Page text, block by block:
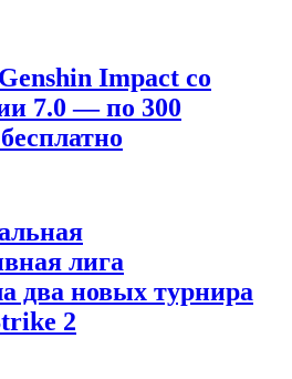
Impact со
7.0 — по 300
лига
два новых турнира
2